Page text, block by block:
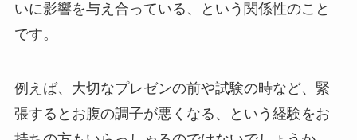
いに影響を与え合っている、という関係性のこと
です。
例えば、大切なプレゼンの前や試験の時など、緊
張するとお腹の調子が悪くなる、という経験をお